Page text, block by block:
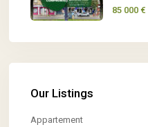
85 000 €
Our Listings
Appartement